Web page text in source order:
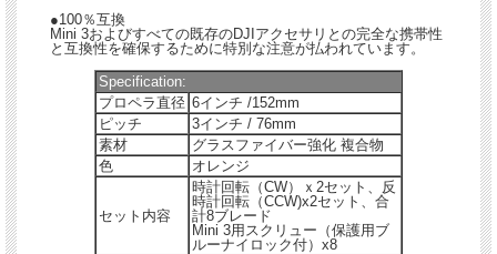
●100％互換
Mini 3およびすべての既存のDJIアクセサリとの完全な携帯性
と互換性を確保するために特別な注意が払われています。
Specification:
プロペラ直径 6インチ /152mm
ピッチ
3インチ / 76mm
素材
グラスファイバー強化 複合物
色
オレンジ
セット内容
時計回転（CW）ｘ2セット、反
時計回転（CCW)x2セット、合
計8ブレード
Mini 3用スクリュー（保護用ブ
ルーナイロック付）x8